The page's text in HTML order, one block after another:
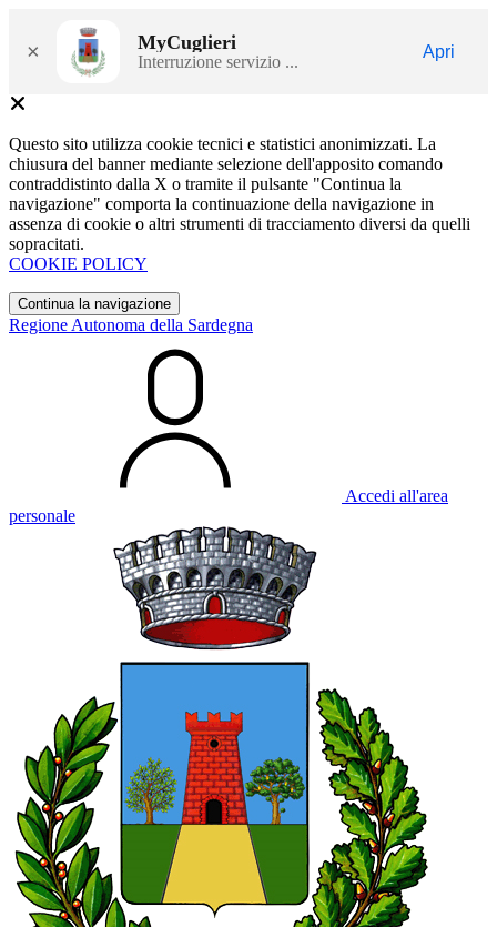
× MyCuglieri
Interruzione servizio ...
Apri
Questo sito utilizza cookie tecnici e statistici anonimizzati. La
chiusura del banner mediante selezione dell'apposito comando
contraddistinto dalla X o tramite il pulsante "Continua la
navigazione" comporta la continuazione della navigazione in
assenza di cookie o altri strumenti di tracciamento diversi da quelli
sopracitati.
COOKIE POLICY
Continua la navigazione
Regione Autonoma della Sardegna
Accedi all'area
personale